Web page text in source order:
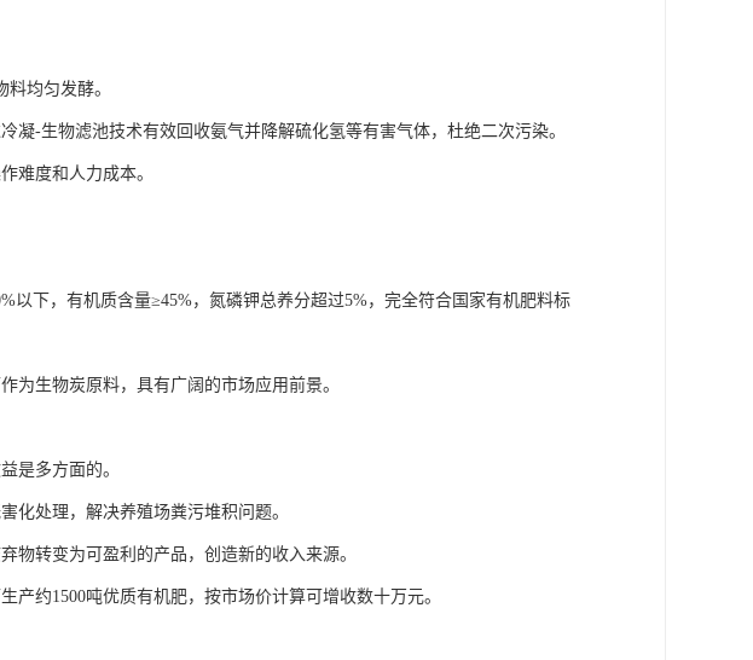
均匀发酵。
凝-生物滤池技术有效回收氨气并降解硫化氢等有害气体，杜绝二次污染。
难度和人力成本。
以下，有机质含量≥45%，氮磷钾总养分超过5%，完全符合国家有机肥料标
为生物炭原料，具有广阔的市场应用前景。
是多方面的。
化处理，解决养殖场粪污堆积问题。
物转变为可盈利的产品，创造新的收入来源。
产约1500吨优质有机肥，按市场价计算可增收数十万元。